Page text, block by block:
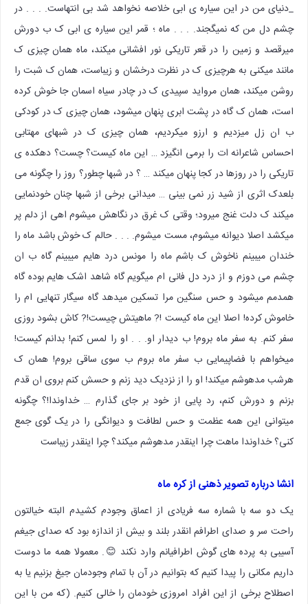
_دنیای من در این سیاره ی ابی خلاصه نخواهد شد بی انتهاست. . . . در
چشم دل من که نمیگجند. . . . ماه ؛ قمر این سیاره ی ابی ک ب دورش
میرقصد و زمین را در قعر تاریکی نور افشانی میکند، ماه همان چیزی ک
مانند میکنی به هرچیزی ک در نظرت درخشان و زیباست، همان ک شبت را
روشن میکند، همان مرواید سپیدی ک در چادر سیاه اسمان جا خوش کرده
است، همان ک گاه در پشت ابری پنهان میشود، همان چیزی ک در کودکی
ب ان زل میزدیم و ارزو میکردیم، همان چیزی ک در شبهای مهتابی
احساس شاعرانه ات را برمی انگیزد … این ماه کیست؟ چست؟ دهکده ی
تاریکی را در روزها در کجا پنهان میکند … ؟ در شبها چطور؟ روز را چگونه می
بلعدک اثری از شید زر نمی بینی … میدانی برخی از شبها چنان خودنمایی
میکند ک دلت غنج میرود؛ وقتی ک غرق در نگاهش میشوم اهی از دلم پر
میکشد اصلا دیوانه میشوم، مست میشوم. . . . حالم ک خوش باشد ماه را
خندان میبینم ناخوش ک باشم ماه را مونس درد هایم میبینم گاه ب ان
چشم می دوزم و از درد دل فانی ام میگویم گاه شاهد اشک هایم بوده گاه
همدمم میشود و حس سنگین مرا تسکین میدهد گاه سیگار تنهایی ام را
خاموش کرده! اصلا این ماه کیست !? ماهیتش چیست!? کاش بشود روزی
سفر کنم. به سفر ماه بروم! ب دیدار او. . . او را لمس کنم! بدانم کیست!
میخواهم با فضاپیمایی ب سفر ماه بروم ب سوی ساقی بروم! همان ک
هرشب مدهوشم میکند! او را از نزدیک دید زنم و حسش کنم بروی ان قدم
بزنم و دورش کنم، رد پایی از خود بر جای گذارم … خداوندا!؟ چگونه
میتوانی این همه عظمت و حس لطافت و دیوانگی را در یک گوی جمع
کنی؟ خداوندا ماهت چرا اینقدر مدهوشم میکند؟ چرا اینقدر زیباست
انشا درباره تصویر ذهنی از کره ماه
یک دو سه با شماره سه فریادی از اعماق وجودم کشیدم البته خیالتون
راحت سر و صدای اطرافم انقدر بلند و بیش از اندازه بود که صدای جیغم
آسیبی به پرده های گوش اطرافیانم وارد نکند 😊. معمولا همه ما دوست
داریم مکانی را پیدا کنیم که بتوانیم در آن با تمام وجودمان جیغ بزنیم یا به
اصطلاح برخی از این افراد امروزی خودمان را خالی کنیم. (که من با این